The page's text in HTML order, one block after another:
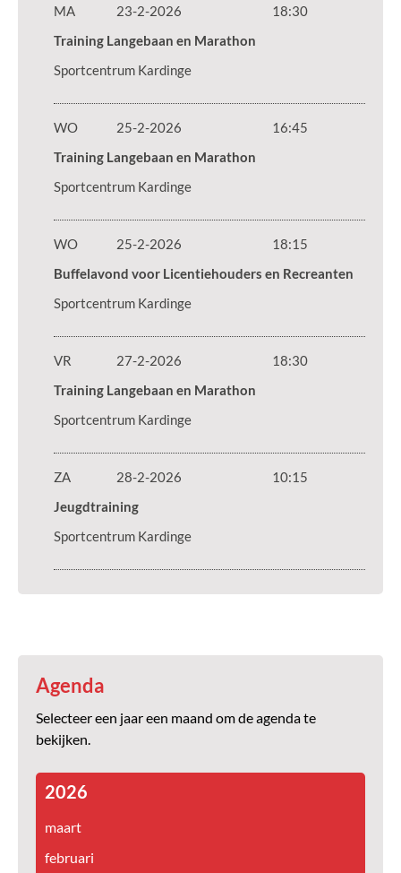
MA 23-2-2026
18:30
Training Langebaan en Marathon
Sportcentrum Kardinge
WO 25-2-2026
16:45
Training Langebaan en Marathon
Sportcentrum Kardinge
WO 25-2-2026
18:15
Buffelavond voor Licentiehouders en Recreanten
Sportcentrum Kardinge
VR 27-2-2026
18:30
Training Langebaan en Marathon
Sportcentrum Kardinge
ZA 28-2-2026
10:15
Jeugdtraining
Sportcentrum Kardinge
Agenda
Selecteer een jaar een maand om de agenda te
bekijken.
2026
maart
februari